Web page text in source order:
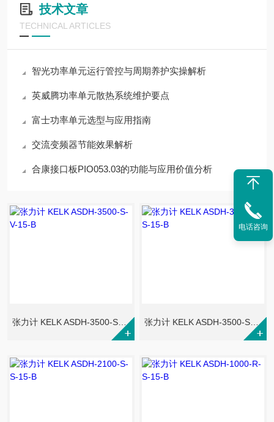
技术文章
TECHNICAL ARTICLES
智光功率单元运行管控与周期养护实操解析
英威腾功率单元散热系统维护要点
富士功率单元选型与应用指南
交流变频器节能效果解析
合康接口板PIO053.03的功能与应用价值分析
张力计 KELK ASDH-3500-S-V-15-B 张力计 KELK ASDH-3500-S-S-15-B
电话咨询